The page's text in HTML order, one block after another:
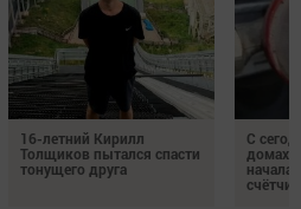
16-летний Кирилл
Толщиков пытался спасти
тонущего друга
С
домах